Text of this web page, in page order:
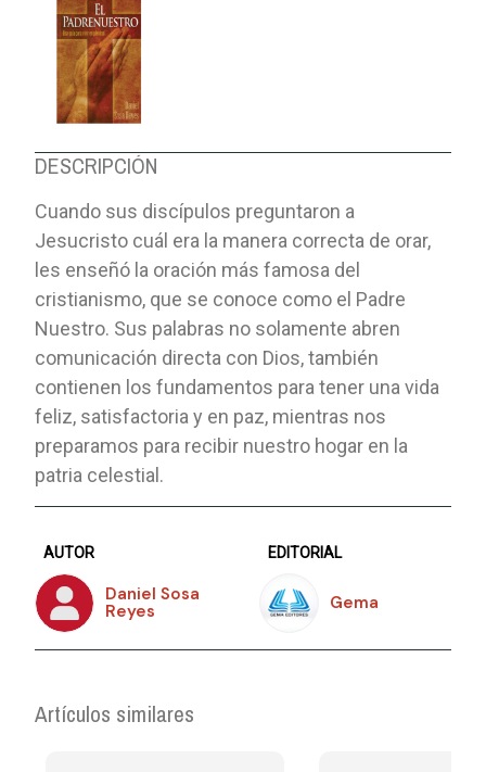
DESCRIPCIÓN
Cuando sus discípulos preguntaron a
Jesucristo cuál era la manera correcta de orar,
les enseñó la oración más famosa del
cristianismo, que se conoce como el Padre
Nuestro. Sus palabras no solamente abren
comunicación directa con Dios, también
contienen los fundamentos para tener una vida
feliz, satisfactoria y en paz, mientras nos
preparamos para recibir nuestro hogar en la
patria celestial.
AUTOR
Daniel Sosa
Reyes
EDITORIAL
Gema
Artículos similares